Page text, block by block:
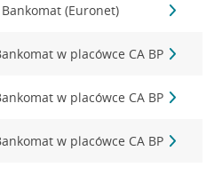
Bankomat (Euronet)
w placówce CA BP
w placówce CA BP
w placówce CA BP